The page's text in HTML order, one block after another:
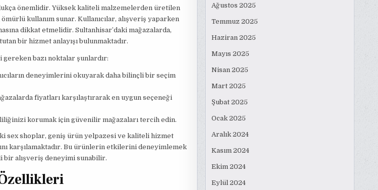
önemlidir. Yüksek kaliteli malzemelerden üretilen
kullanım sunar. Kullanıcılar, alışveriş yaparken
dikkat etmelidir. Sultanhisar’daki mağazalarda,
bir hizmet anlayışı bulunmaktadır.
bazı noktalar şunlardır:
deneyimlerini okuyarak daha bilinçli bir seçim
fiyatları karşılaştırarak en uygun seçeneği
korumak için güvenilir mağazaları tercih edin.
sex shoplar, geniş ürün yelpazesi ve kaliteli hizmet
karşılamaktadır. Bu ürünlerin etkilerini deneyimlemek
alışveriş deneyimi sunabilir.
Ağustos 2025
Temmuz 2025
Haziran 2025
Mayıs 2025
Nisan 2025
Mart 2025
Şubat 2025
Ocak 2025
Aralık 2024
Kasım 2024
Ekim 2024
Eylül 2024